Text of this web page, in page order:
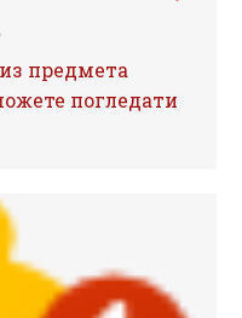
предмета
погледати